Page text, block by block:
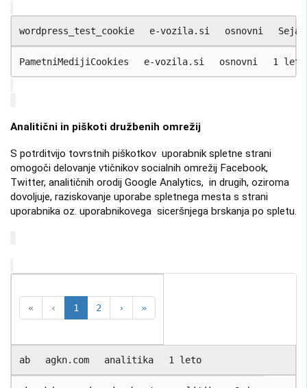
wordpress_test_cookie e-vozila.si osnovni Seja
PametniMedijiCookies e-vozila.si osnovni 1 leto
Analitični in piškoti družbenih omrežij
S potrditvijo tovrstnih piškotkov uporabnik spletne strani
omogoči delovanje vtičnikov socialnih omrežij Facebook,
Twitter, analitičnih orodij Google Analytics, in drugih, oziroma
dovoljuje, raziskovanje uporabe spletnega mesta s strani
uporabnika oz. uporabnikovega siceršnjega brskanja po spletu.
« ‹ 1 2 › »
ab agkn.com analitika 1 leto